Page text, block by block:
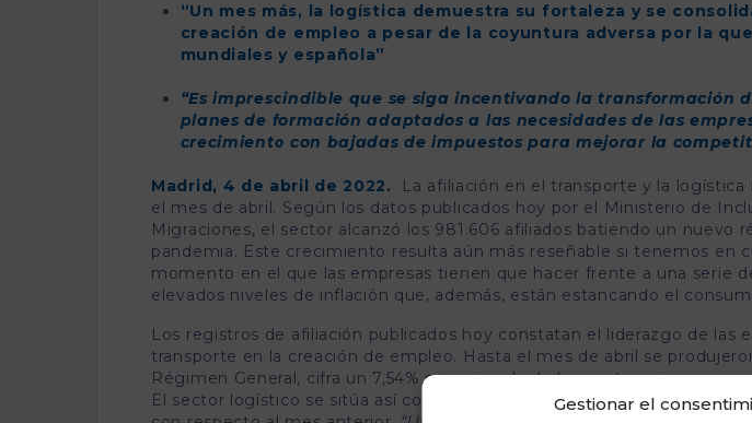
Gestionar el
“Un mes más, la logística demuestra su fortaleza y se
creación de empleo a pesar de la coyuntura adversa por la
mundiales y española”
“Es imprescindible que se siga incentivando la transformación
planes de formación adaptados a las necesidades de las
crecimiento con bajadas de impuestos para mejorar la
Madrid, 4 de abril de 2022.
La afiliación en el transporte y la logística
el mes de abril. Según los datos publicados hoy por el Ministerio de
Migraciones, el sector alcanzó los 981.606 afiliados batiendo un nuevo
pandemia. Este crecimiento resulta aún más reseñable si tenemos en
momento en el que las empresas tienen que hacer frente a una serie
elevados niveles de inflación que, además, están estancando el
Los registros de afiliación publicados hoy constatan el liderazgo de las
transporte en la creación de empleo. Hasta el mes de abril se
Régimen General, cifra un 7,54% superior a la de los cuatro primeros
El sector logístico se sitúa así como el quinto con mayor crecimiento